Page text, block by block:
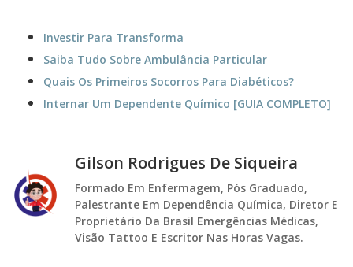
Investir Para Transforma
Saiba Tudo Sobre Ambulância Particular
Quais Os Primeiros Socorros Para Diabéticos?
Internar Um Dependente Químico [GUIA COMPLETO]
Gilson Rodrigues De Siqueira
Formado Em Enfermagem, Pós Graduado,
Palestrante Em Dependência Química, Diretor E
Proprietário Da Brasil Emergências Médicas,
Visão Tattoo E Escritor Nas Horas Vagas.